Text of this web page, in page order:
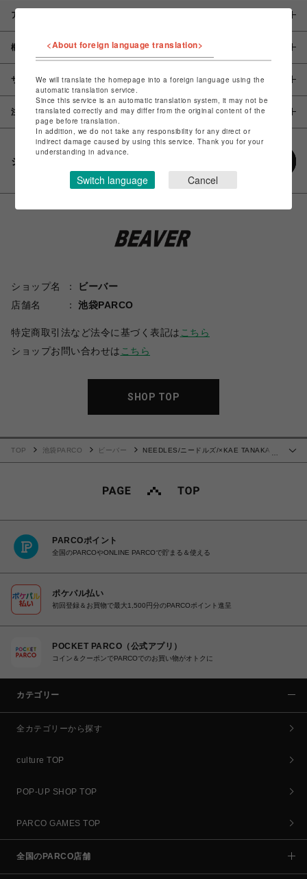
アイテム説明 / 素材
概要
サイズ
注意事項
シェアする
ショップ名
ビーバー
店舗名
池袋PARCO
特定商取引法など法令に基づく表記は こちら
ショップお問い合わせは こちら
SHOP TOP
TOP 池袋PARCO ビーバー
NEEDLES/ニードルズ/×KAE TANAKA
PARCOポイント
全国のPARCOやONLINE PARCOで貯まる＆使える
ポケパル払い
初回登録＆お買物で最大1,500円分のPARCOポイント進呈
POCKET PARCO（公式アプリ）
コイン＆クーポンでPARCOでのお買い物がオトクに
カテゴリー
全カテゴリーから探す
culture TOP
POP-UP SHOP TOP
PARCO GAMES TOP
全国のPARCO店舗
<About foreign language translation>
We will translate the homepage into a foreign language using the
automatic translation service.
Since this service is an automatic translation system, it may not be
translated correctly and may differ from the original content of the
page before translation.
In addition, we do not take any responsibility for any direct or
indirect damage caused by using this service. Thank you for your
understanding in advance.
Switch language Cancel